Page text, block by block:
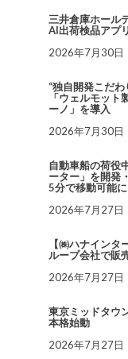
三井倉庫ホール
AI出荷検品アプ
2026年7月30日
“独自開発こだ
「ウェルモット
ーノ」を導入
2026年7月30日
自動車船の荷役
ーター」を開発
5分で移動可能に
2026年7月27日
【㈱ハナイン
ループ会社で販
2026年7月27日
東京ミッドタウ
本格始動
2026年7月27日